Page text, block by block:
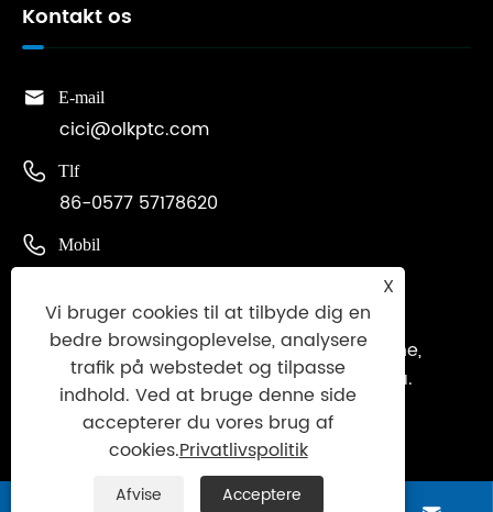
Kontakt os
 E-mail
cici@olkptc.com
 Tlf
86-0577 57178620
 Mobil
+86-13736765213
 Adresse
Zhengtai Road, Xinguang Industrial Zone,
Liushi, Yueqing, Wenzhou, Zhejiang, Kina.
X
Vi bruger cookies til at tilbyde dig en
bedre browsingoplevelse, analysere
trafik på webstedet og tilpasse
indhold. Ved at bruge denne side
accepterer du vores brug af
cookies.Privatlivspolitik
Afvise Acceptere